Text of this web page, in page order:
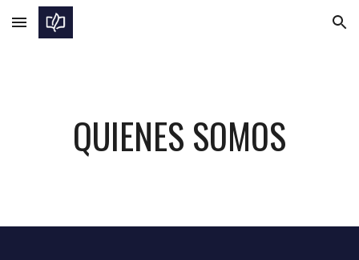
Skip to main content Skip to navigation
QUIENES SOMOS